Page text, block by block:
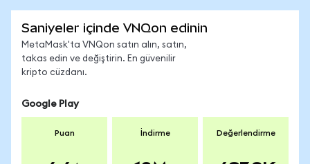
Saniyeler içinde VNQon edinin
MetaMask'ta VNQon satın alın, satın,
takas edin ve değiştirin. En güvenilir
kripto cüzdanı.
Google Play
Puan İndirme Değerlendirme